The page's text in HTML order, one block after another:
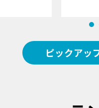
ピックアッ